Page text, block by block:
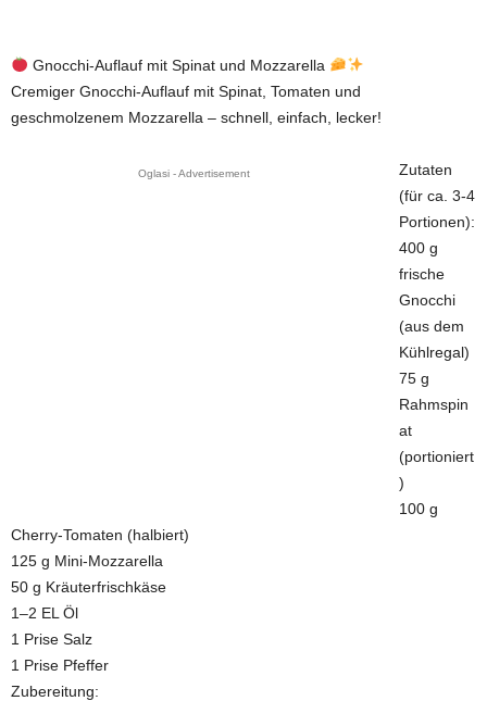
Gnocchi-Auflauf mit Spinat und Mozzarella
Cremiger Gnocchi-Auflauf mit Spinat, Tomaten und
geschmolzenem Mozzarella – schnell, einfach, lecker!
Oglasi - Advertisement
Zutaten
(für ca. 3-4
Portionen):
400 g
frische
Gnocchi
(aus dem
Kühlregal)
75 g
Rahmspin
at
(portioniert
)
100 g
Cherry-Tomaten (halbiert)
125 g Mini-Mozzarella
50 g Kräuterfrischkäse
1–2 EL Öl
1 Prise Salz
1 Prise Pfeffer
Zubereitung: